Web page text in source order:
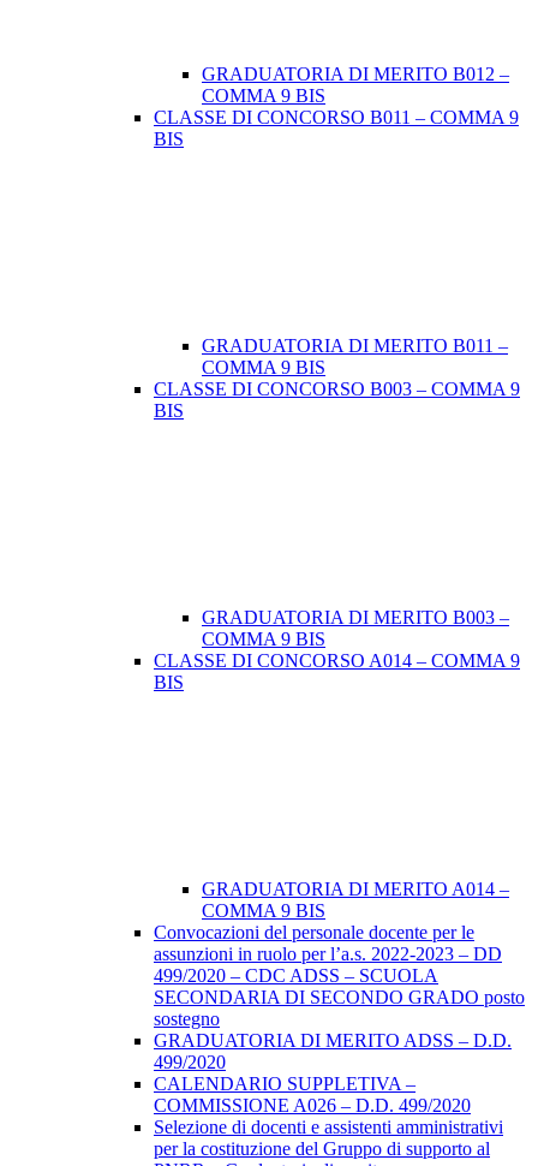
GRADUATORIA DI MERITO B012 –
COMMA 9 BIS
CLASSE DI CONCORSO B011 – COMMA 9
BIS
GRADUATORIA DI MERITO B011 –
COMMA 9 BIS
CLASSE DI CONCORSO B003 – COMMA 9
BIS
GRADUATORIA DI MERITO B003 –
COMMA 9 BIS
CLASSE DI CONCORSO A014 – COMMA 9
BIS
GRADUATORIA DI MERITO A014 –
COMMA 9 BIS
Convocazioni del personale docente per le
assunzioni in ruolo per l’a.s. 2022-2023 – DD
499/2020 – CDC ADSS – SCUOLA
SECONDARIA DI SECONDO GRADO posto
sostegno
GRADUATORIA DI MERITO ADSS – D.D.
499/2020
CALENDARIO SUPPLETIVA –
COMMISSIONE A026 – D.D. 499/2020
Selezione di docenti e assistenti amministrativi
per la costituzione del Gruppo di supporto al